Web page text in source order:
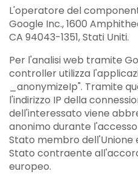
L'operatore del
Google Inc., 1600
CA 94043-1351, Stati Uniti.
Per l'analisi web tramite
controller utilizza
_anonymizeIp". Tramite
l'indirizzo IP della
dell'interessato viene
anonimo durante
Stato membro dell'Unione
Stato contraente
europeo.